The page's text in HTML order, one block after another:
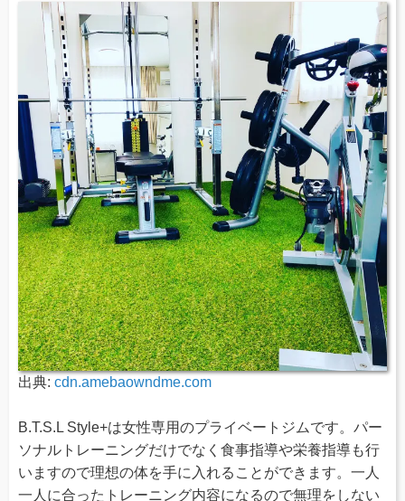
出典: cdn.amebaowndme.com
B.T.S.L Style+は女性専用のプライベートジムです。パー
ソナルトレーニングだけでなく食事指導や栄養指導も行
いますので理想の体を手に入れることができます。一人
一人に合ったトレーニング内容になるので無理をしない